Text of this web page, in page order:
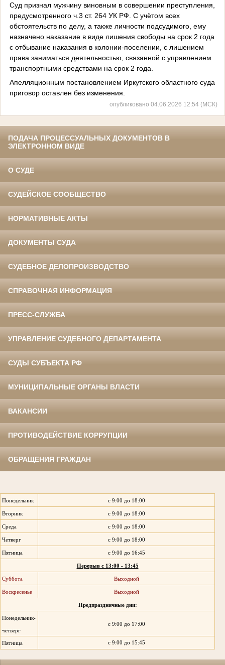
Суд признал мужчину виновным в совершении преступления,
предусмотренного ч.3 ст. 264 УК РФ. С учётом всех
обстоятельств по делу, а также личности подсудимого, ему
назначено наказание в виде лишения свободы на срок 2 года
с отбывание наказания в колонии-поселении, с лишением
права заниматься деятельностью, связанной с управлением
транспортными средствами на срок 2 года.
Апелляционным постановлением Иркутского областного суда
приговор оставлен без изменения.
опубликовано 04.06.2026 12:54 (МСК)
ПОДАЧА ПРОЦЕССУАЛЬНЫХ ДОКУМЕНТОВ В
ЭЛЕКТРОННОМ ВИДЕ
О СУДЕ
СУДЕЙСКОЕ СООБЩЕСТВО
НОРМАТИВНЫЕ АКТЫ
ДОКУМЕНТЫ СУДА
СУДЕБНОЕ ДЕЛОПРОИЗВОДСТВО
СПРАВОЧНАЯ ИНФОРМАЦИЯ
ПРЕСС-СЛУЖБА
УПРАВЛЕНИЕ СУДЕБНОГО ДЕПАРТАМЕНТА
СУДЫ СУБЪЕКТА РФ
МУНИЦИПАЛЬНЫЕ ОРГАНЫ ВЛАСТИ
ВАКАНСИИ
ПРОТИВОДЕЙСТВИЕ КОРРУПЦИИ
ОБРАЩЕНИЯ ГРАЖДАН
Понедельник с 9:00 до 18:00
Вторник с 9:00 до 18:00
Среда с 9:00 до 18:00
Четверг с 9:00 до 18:00
Пятница с 9:00 до 16:45
Перерыв с 13:00 - 13:45
Суббота Выходной
Воскресенье Выходной
Предпраздничные дни:
Понедельник-
четверг
с 9:00 до 17:00
Пятница с 9:00 до 15:45